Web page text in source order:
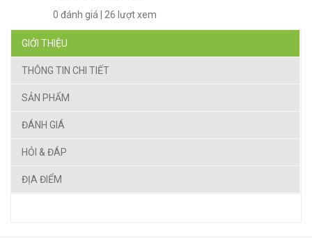
0 đánh giá 26 lượt xem
GIỚI THIỆU
THÔNG TIN CHI TIẾT
SẢN PHẨM
ĐÁNH GIÁ
HỎI & ĐÁP
ĐỊA ĐIỂM